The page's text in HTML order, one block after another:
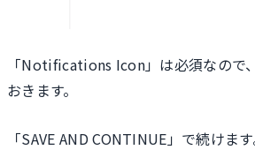
「Notifications Icon」は必須なので
おきます。
「SAVE AND CONTINUE」で続けます